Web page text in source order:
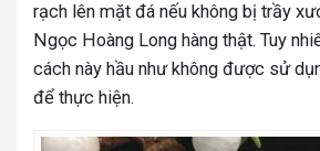
rạch lên mặt đá nếu không bị trầy
Ngọc Hoàng Long hàng thật. Tuy
cách này hầu như không được sử
để thực hiện.